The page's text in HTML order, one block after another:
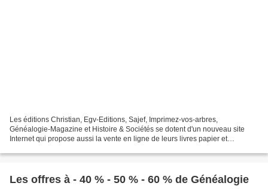
Les éditions Christian, Egv-Editions, Sajef, Imprimez-vos-arbres,
Généalogie-Magazine et Histoire & Sociétés se dotent d'un nouveau site
Internet qui propose aussi la vente en ligne de leurs livres papier et
Les offres à - 40 % - 50 % - 60 % de Généalogie